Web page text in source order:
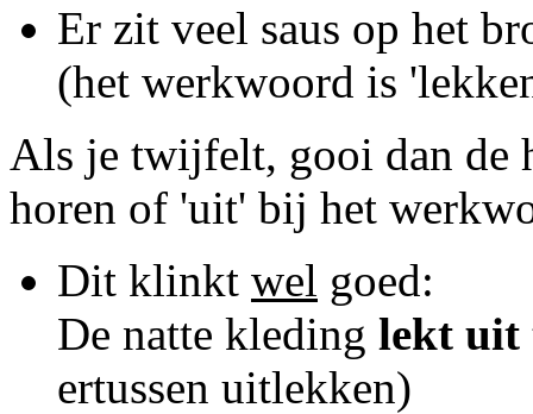
Er zit veel saus op het
(het werkwoord is
Als je twijfelt, gooi dan de
horen of 'uit' bij het
Dit klinkt wel goed:
De natte kleding lekt uit
ertussen uitlekken)